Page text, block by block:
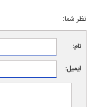
نظر شما:
نام:
ایمیل: